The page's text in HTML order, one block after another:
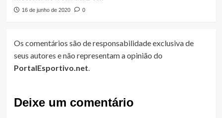
16 de junho de 2020 0
Os comentários são de responsabilidade exclusiva de
seus autores e não representam a opinião do
PortalEsportivo.net.
Deixe um comentário